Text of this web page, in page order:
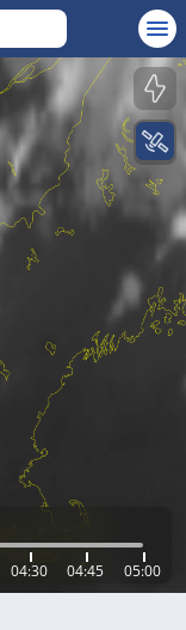
04:30 04:45 05:00